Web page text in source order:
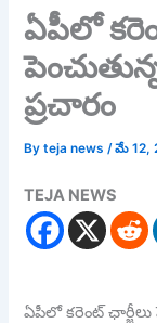
ఏపీలో
ప్ర‌చారం
Byteja news/మే 12,
TEJA NEWS
ఏపీలో క‌రెంట్ ఛార్జీలు